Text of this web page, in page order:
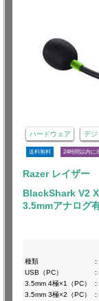
ハードウェア デジ
送料無料 24時間以内に
Razer レイザー
BlackShark V2
3.5mmアナログ
種類
:
USB（PC）
:
3.5mm 4極×1（PC）
:
3.5mm 3極×2（PC）
: